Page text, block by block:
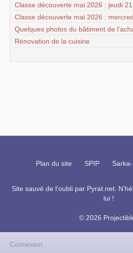
Classe découverte mai 2026 : jeudi
Classe découverte mai 2026 :
Quelques photos du bâtiment de
Rénovation de la cuisine
Plan du site SPIP
Site sauvé de l’oubli par Pyrat.net .
lui !
© 2026
Connexion